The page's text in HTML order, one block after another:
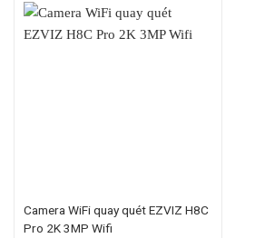
Camera WiFi quay quét EZVIZ H8C
Pro 2K 3MP Wifi